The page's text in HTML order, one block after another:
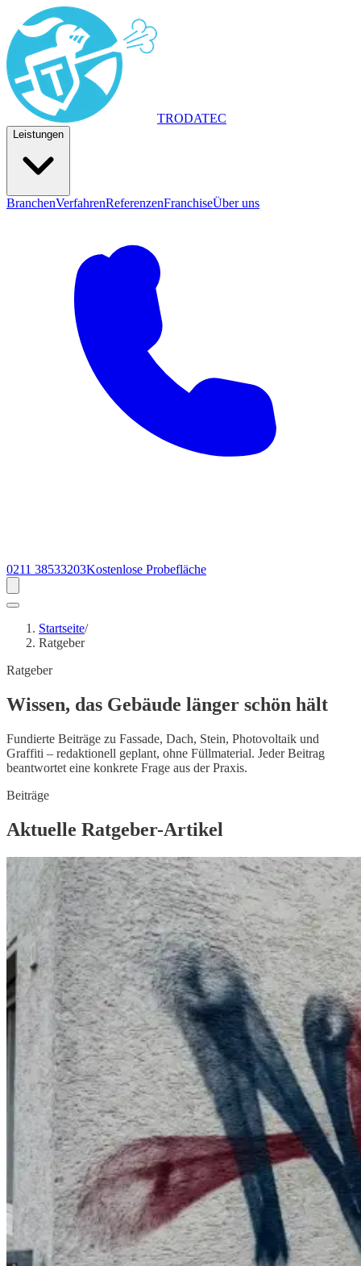
TRODATEC
Leistungen
BranchenVerfahrenReferenzenFranchiseÜber uns
0211 38533203Kostenlose Probefläche
Startseite/
Ratgeber
Ratgeber
Wissen, das Gebäude länger schön hält
Fundierte Beiträge zu Fassade, Dach, Stein, Photovoltaik und
Graffiti – redaktionell geplant, ohne Füllmaterial. Jeder Beitrag
beantwortet eine konkrete Frage aus der Praxis.
Beiträge
Aktuelle Ratgeber-Artikel